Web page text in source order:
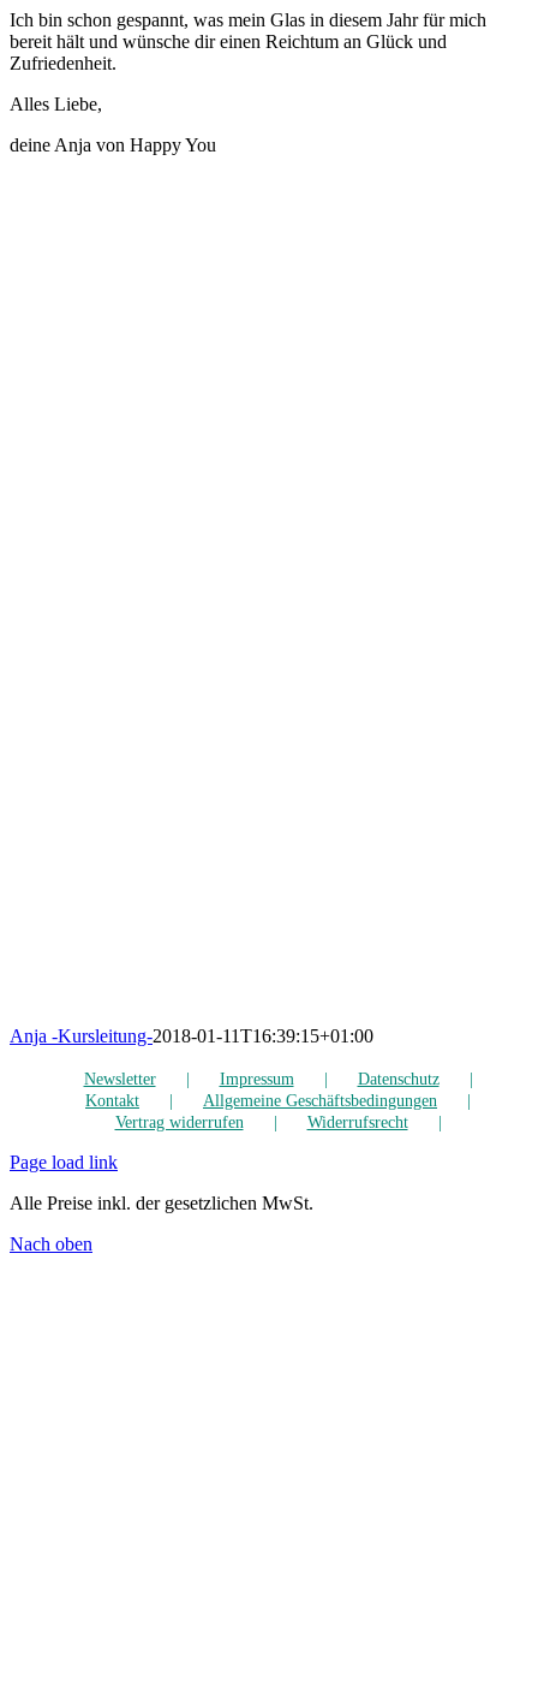
Ich bin schon gespannt, was mein Glas in diesem Jahr für mich
bereit hält und wünsche dir einen Reichtum an Glück und
Zufriedenheit.
Alles Liebe,
deine Anja von Happy You
Anja -Kursleitung-2018-01-11T16:39:15+01:00
Newsletter Impressum
Datenschutz
Kontakt
Allgemeine Geschäftsbedingungen
Vertrag widerrufen
Widerrufsrecht
Page load link
Alle Preise inkl. der gesetzlichen MwSt.
Nach oben